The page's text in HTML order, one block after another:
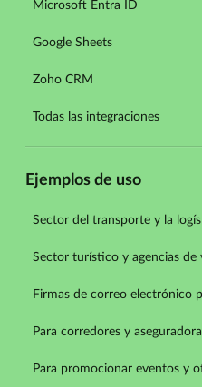
Microsoft Entra ID
Google Sheets
Zoho CRM
Todas las integraciones
Ejemplos de uso
Sector del transporte y la
Sector turístico y agencias de
Firmas de correo electrónico
Para corredores y
Para promocionar eventos y